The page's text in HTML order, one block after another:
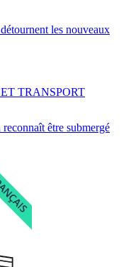
les nouveaux
être submergé
TRANSPORT